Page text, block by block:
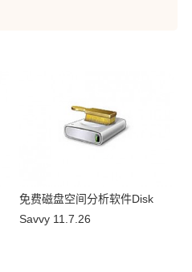
免费磁盘空间分析软件Disk
Savvy 11.7.26